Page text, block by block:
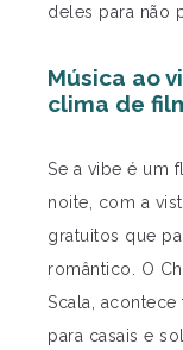
deles para não
Música ao
clima de
Se a vibe é um
noite, com a
gratuitos que
romântico. O
Scala,
para casais e